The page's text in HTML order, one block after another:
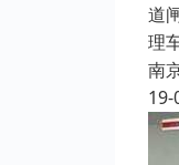
道
理
南
19-